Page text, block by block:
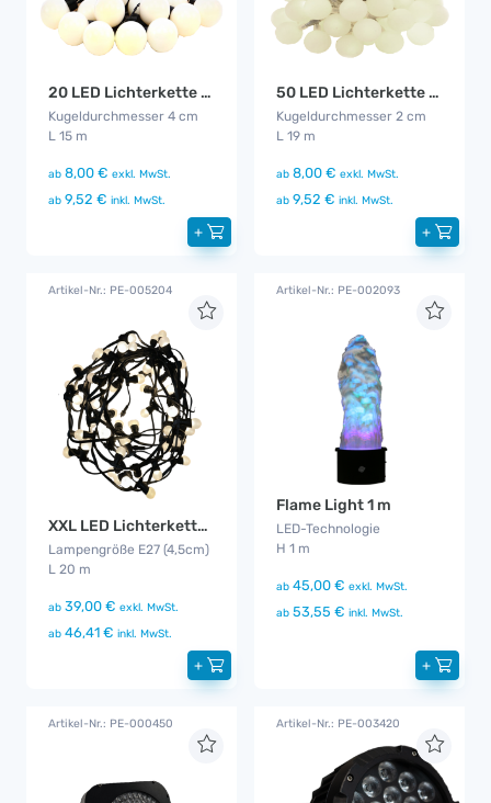
20 LED Lichterkette warm - weiß
Kugeldurchmesser 4 cm
L 15 m
ab 8,00 € exkl. MwSt.
ab 9,52 € inkl. MwSt.
+
50 LED Lichterkette warm - weiß
Kugeldurchmesser 2 cm
L 19 m
ab 8,00 € exkl. MwSt.
ab 9,52 € inkl. MwSt.
+
Artikel-Nr.: PE-005204
XXL LED Lichterkette outdoor
Lampengröße E27 (4,5cm)
L 20 m
ab 39,00 € exkl. MwSt.
ab 46,41 € inkl. MwSt.
+
Artikel-Nr.: PE-002093
Flame Light 1 m
LED-Technologie
H 1 m
ab 45,00 € exkl. MwSt.
ab 53,55 € inkl. MwSt.
+
Artikel-Nr.: PE-000450 Artikel-Nr.: PE-003420